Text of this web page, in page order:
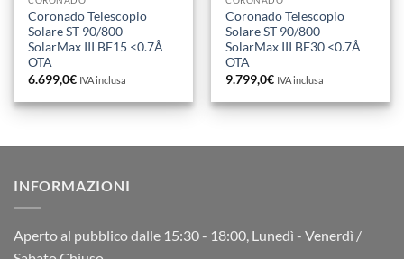
Coronado Telescopio
Solare ST 90/800
SolarMax III BF15 <0.7Å
OTA
6.699,0€ IVA inclusa
Coronado Telescopio
Solare ST 90/800
SolarMax III BF30 <0.7Å
OTA
9.799,0€ IVA inclusa
INFORMAZIONI
Aperto al pubblico dalle 15:30 - 18:00, Lunedì - Venerdì /